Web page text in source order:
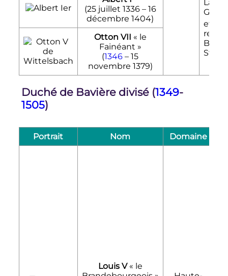
et
(25 juillet 1336– 16
décembre 1404)
Otton VII « le
Fainéant »
(1346 –15
novembre 1379)
Duché de Bavière divisé (1349-
1505)
Portrait Nom Domaine
Louis V« le